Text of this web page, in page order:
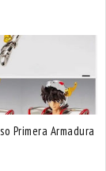
Primera Armadura